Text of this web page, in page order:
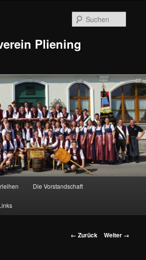
Pliening
Die Vorstandschaft
Bilder-
← Zurück Weiter →